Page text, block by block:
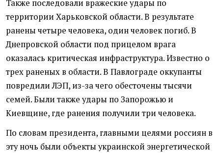
Также последовали вражеские удары по
территории Харьковской области. В результате
ранены четыре человека, один человек погиб. В
Днепровской области под прицелом врага
оказалась критическая инфраструктура. Известно о
трех раненых в области. В Павлограде оккупанты
повредили ЛЭП, из-за чего обесточены тысячи
семей. Были также удары по Запорожью и
Киевщине, где ранения получили три человека.
По словам президента, главными целями россиян в
эту ночь были объекты украинской энергетической